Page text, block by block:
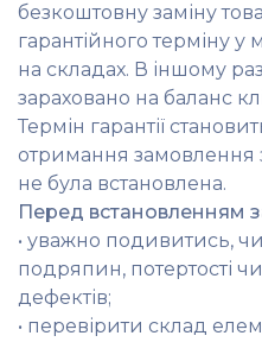
безкоштовну заміну
гарантійного терміну
на складах. В іншому
зараховано на баланс
Термін гарантії
отримання замовлення
не була встановлена.
Перед встановленням
• уважно подивитись,
подряпин, потертості
дефектів;
• перевірити склад